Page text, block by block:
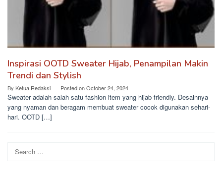
Inspirasi OOTD Sweater Hijab, Penampilan Makin
Trendi dan Stylish
By Ketua Redaksi Posted onOctober 24, 2024
Sweater adalah salah satu fashion item yang hijab friendly. Desainnya
yang nyaman dan beragam membuat sweater cocok digunakan sehari-
hari. OOTD […]
Search
for: